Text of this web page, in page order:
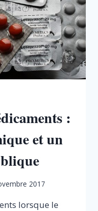
:
et un
2017
lorsque le